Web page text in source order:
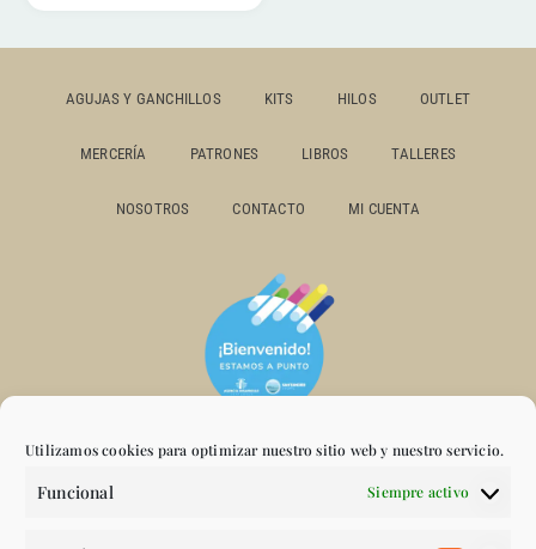
Utilizamos cookies para optimizar nuestro sitio web y nuestro servicio.
Funcional Siempre activo
AGUJAS Y GANCHILLOS KITS HILOS OUTLET
MERCERÍA PATRONES LIBROS TALLERES
NOSOTROS CONTACTO MI CUENTA